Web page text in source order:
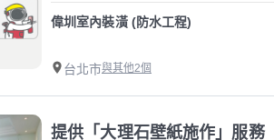
偉圳室內裝潢 (防水工程)
台北市與其他2個
提供「大理石壁紙施作」服務